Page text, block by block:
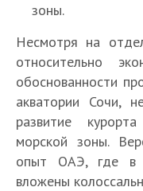
зоны.
Несмотря на
относительно
обоснованности
акватории Сочи,
развитие
морской зоны.
опыт ОАЭ, где в
вложены